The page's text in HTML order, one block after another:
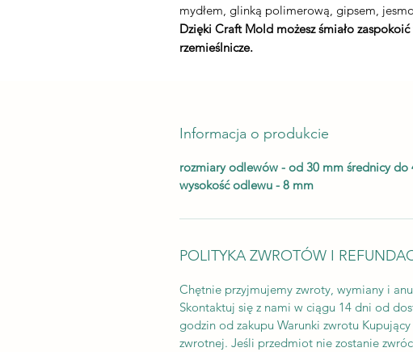
mydłem, glinką polimerową, gipsem,
Dzięki Craft Mold możesz śmiało
rzemieślnicze.
Informacja o produkcie
rozmiary odlewów - od 30 mm średnicy do
wysokość odlewu - 8 mm
POLITYKA ZWROTÓW I
Chętnie przyjmujemy zwroty, wymiany i
Skontaktuj się z nami w ciągu 14 dni od
godzin od zakupu Warunki zwrotu
zwrotnej. Jeśli przedmiot nie zostanie